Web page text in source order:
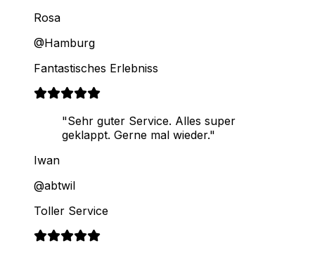
Rosa
@Hamburg
Fantastisches Erlebniss
"Sehr guter Service. Alles super
geklappt. Gerne mal wieder."
Iwan
@abtwil
Toller Service